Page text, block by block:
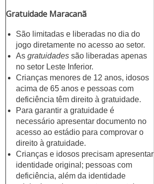
Gratuidade Maracanã
São limitadas e liberadas no dia do
jogo diretamente no acesso ao setor.
Asgratuidades são liberadas apenas
no setor Leste Inferior.
Crianças menores de 12 anos, idosos
acima de 65 anos e pessoas com
deficiência têm direito à gratuidade.
Para garantir a gratuidade é
necessário apresentar documento no
acesso ao estádio para comprovar o
direito à gratuidade.
Crianças e idosos precisam apresentar
identidade original; pessoas com
deficiência, além da identidade